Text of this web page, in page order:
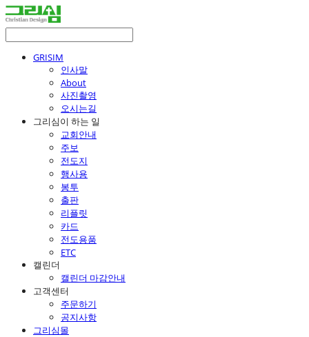
GRISIM
인사말
About
사진촬영
오시는길
그리심이 하는 일
교회안내
주보
전도지
행사용
봉투
출판
리플릿
카드
전도용품
ETC
캘린더
캘린더 마감안내
고객센터
주문하기
공지사항
그리심몰